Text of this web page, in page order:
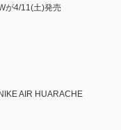
が4/11(土)発売
AIR HUARACHE